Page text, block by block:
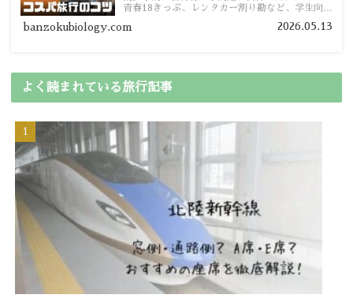
青春18きっぷ、レンタカー割り勘など、学生向け
banzokubiology.com 2026.05.13
よく読まれている旅行記事